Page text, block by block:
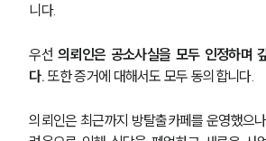
니다.
우선 의뢰인은 공소사실을 모두 인정하며
다. 또한 증거에 대해서도 모두 동의합니다.
의뢰인은 최근까지 방탈출카페를 운영했으